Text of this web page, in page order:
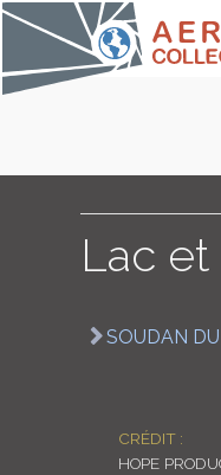
Lac
SOUDAN
CRÉDIT :
HOPE